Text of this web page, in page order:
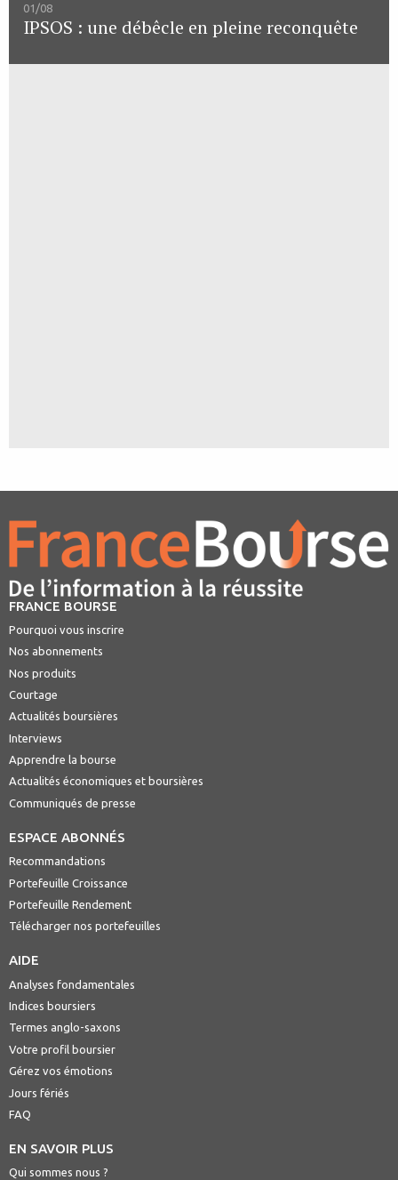
01/08
IPSOS : une débêcle en pleine reconquête
FRANCE BOURSE
Pourquoi vous inscrire
Nos abonnements
Nos produits
Courtage
Actualités boursières
Interviews
Apprendre la bourse
Actualités économiques et boursières
Communiqués de presse
ESPACE ABONNÉS
Recommandations
Portefeuille Croissance
Portefeuille Rendement
Télécharger nos portefeuilles
AIDE
Analyses fondamentales
Indices boursiers
Termes anglo-saxons
Votre profil boursier
Gérez vos émotions
Jours fériés
FAQ
EN SAVOIR PLUS
Qui sommes nous ?